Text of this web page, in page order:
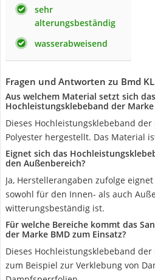
sehr
alterungsbeständig
wasserabweisend
Fragen und Antworten zu ‎Bmd
Aus welchem Material setzt sich
Hochleistungsklebeband der Marke
Dieses Hochleistungsklebeband
Polyester hergestellt. Das Material
Eignet sich das
den Außenbereich?
Ja, Herstellerangaben zufolge
sowohl für den Innen- als auch
witterungsbeständig ist.
Für welche Bereiche kommt das
der Marke BMD zum Einsatz?
Dieses Hochleistungsklebeband
zum Beispiel zur Verklebung von